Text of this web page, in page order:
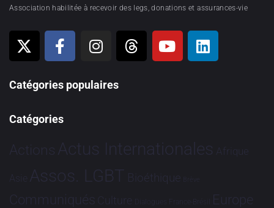
Association habilitée à recevoir des legs, donations et assurances-vie
Catégories populaires
Catégories
Actions Actus Internationales Afrique
Asie Assos. LGBT Bioéthique Brève
Communiqués Culture Dialogues France-Brésil Europe